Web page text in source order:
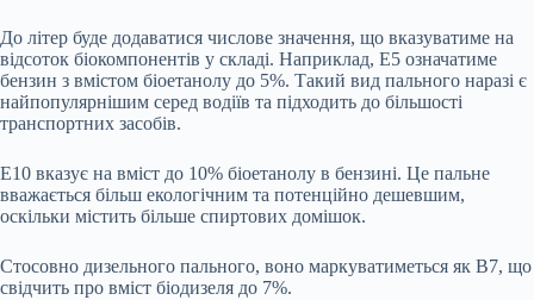
До літер буде додаватися числове значення, що вказуватиме на
відсоток біокомпонентів у складі. Наприклад, Е5 означатиме
бензин з вмістом біоетанолу до 5%. Такий вид пального наразі є
найпопулярнішим серед водіїв та підходить до більшості
транспортних засобів.
Е10 вказує на вміст до 10% біоетанолу в бензині. Це пальне
вважається більш екологічним та потенційно дешевшим,
оскільки містить більше спиртових домішок.
Стосовно дизельного пального, воно маркуватиметься як В7, що
свідчить про вміст біодизеля до 7%.